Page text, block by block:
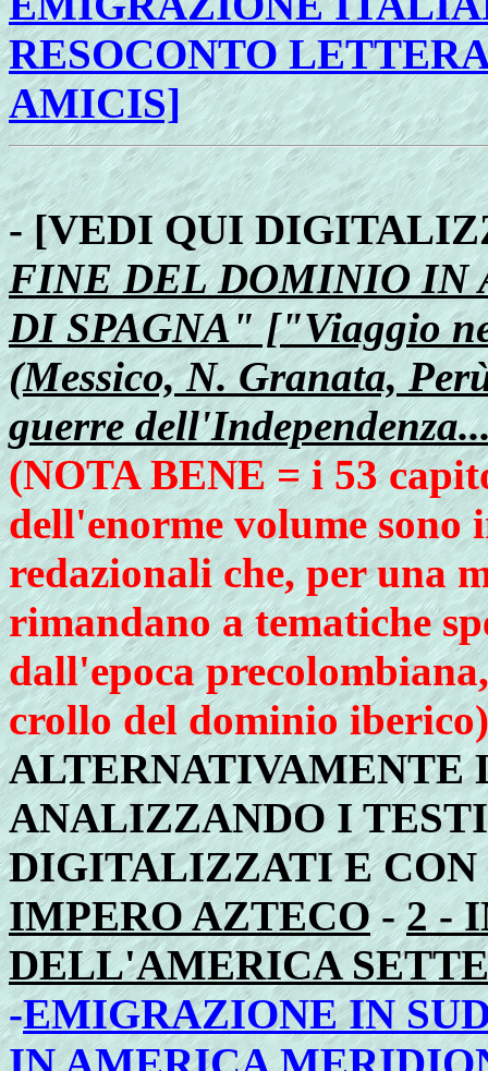
RESOCONTO
AMICIS]
- [VEDI QUI
FINE DEL DOMINIO IN
DI SPAGNA" ["Viaggio
(Messico, N. Granata,
guerre
(NOTA BENE = i 53
dell'enorme volume
redazionali che, per una
rimandano a tematiche
dall'epoca
crollo del dominio iberico)
ALTERNATIVAMENTE
ANALIZZANDO I
DIGITALIZZATI E
IMPERO AZTECO-2 -
DELL'AMERICA
-EMIGRAZIONE IN